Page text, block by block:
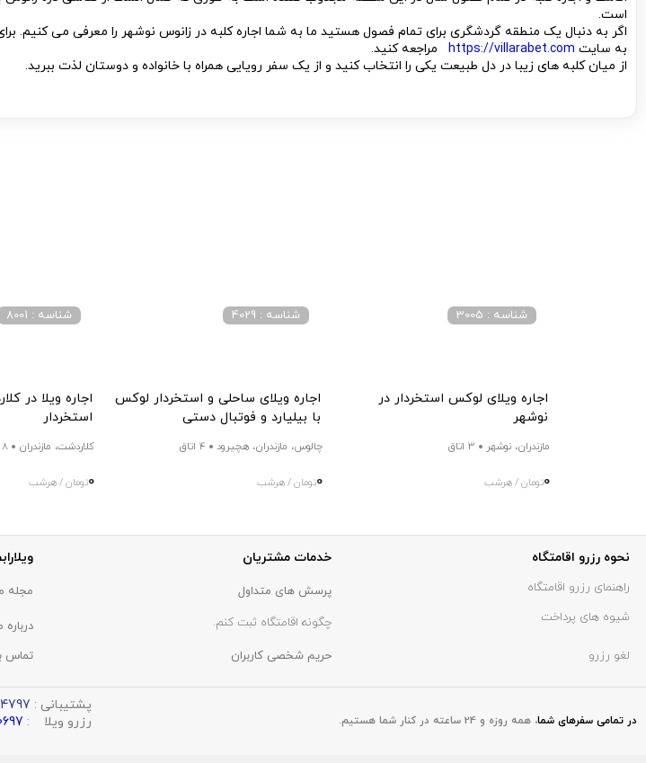
است.
اگر به دنبال یک منطقه گردشگری برای تمام فصول هستید ما به شما اجاره کلبه در زانوس نوشهر را معرفی می کنیم.
به سایت https://villarabet.com مراجعه کنید.
از میان کلبه های زیبا در دل طبیعت یکی را انتخاب کنید و از یک سفر رویایی همراه با خانواده و دوستان لذت ببرید.
اجاره ویلای لوکس استخردار در
نوشهر
شناسه : 3005
مازندران، نوشهر 3 اتاق
0تومان / هرشب
اجاره ویلای ساحلی و استخردار لوکس
با بیلیارد و فوتبال دستی
شناسه : 4029
چالوس، مازندران، هچیرود 4 اتاق
0تومان / هرشب
اجاره ویلا در
استخردار
شناسه : 8001
کلاردشت، مازندران 8 اتاق
0تومان / هرشب
نحوه رزرو اقامتگاه
راهنمای رزرو اقامتگاه
شیوه های پرداخت
لغو رزرو
خدمات مشتریان
پرسش های متداول
چگونه اقامتگاه ثبت کنم.
حریم شخصی کاربران
مجله
درباره
تماس
در تمامی سفر‌های شما، همه روزه و 24 ساعته در کنار شما هستیم.
پشتیبانی :
رزرو ویلا :